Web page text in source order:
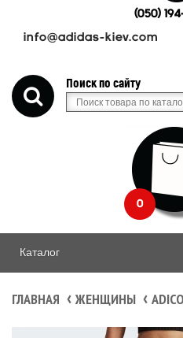
(050)
info@adidas-kiev.com
Поиск по сайту
0
Каталог
ГЛАВНАЯ ЖЕНЩИНЫ